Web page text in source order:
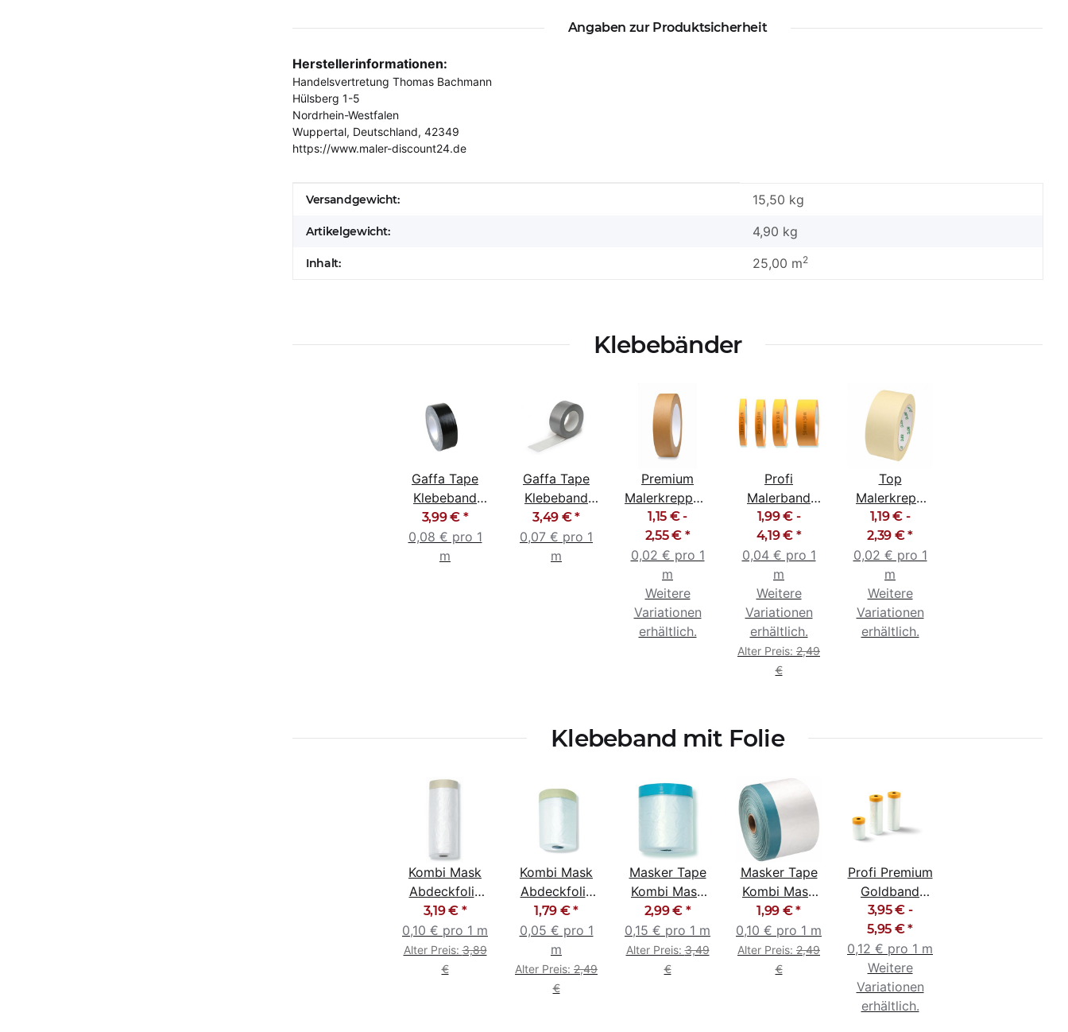
Angaben zur Produktsicherheit
Herstellerinformationen:
Handelsvertretung Thomas Bachmann
Hülsberg 1-5
Nordrhein-Westfalen
Wuppertal, Deutschland, 42349
https://www.maler-discount24.de
Produkteigenschaft
Wert
Versandgewicht: 15,50 kg
Artikelgewicht: 4,90 kg
Inhalt: 25,00 m2
Klebebänder
Gaffa Tape
Klebeband
Gewebeband
schwarz
48mm x 50m
3,99 € *
0,08 € pro 1
m
Gaffa Tape
Klebeband
Gewebeband
silber 48mm x
50m
3,49 €*
0,07 € pro 1
m
Premium
Malerkreppband
Malerband
Abklebeband
braun
1,15 € -
2,55 € *
0,02 € pro 1
m
Weitere
Variationen
erhältlich.
Profi
Malerband
Abklebeband
Goldband
19mm -
50mm
1,99 € -
4,19 € *
0,04 € pro 1
m
Weitere
Variationen
erhältlich.
Alter Preis: 2,49
€
Top
Malerkrepp
Abklebeband
Kreppband
Malerband
50m
1,19 € -
2,39 €*
0,02 € pro 1
m
Weitere
Variationen
erhältlich.
Klebeband mit Folie
Kombi Mask
Abdeckfolie
mit
Abklebeband
140cm x 33m
3,19 € *
0,10 € pro 1 m
Alter Preis:3,89
€
Kombi Mask
Abdeckfolie
mit
Abklebeband
55cm x 33m
1,79 €*
0,05 € pro 1
m
Alter Preis: 2,49
€
Masker Tape
Kombi Mask
UV Gewebe
140cm x 20m
blau
2,99 € *
0,15 € pro 1 m
Alter Preis:3,49
€
Masker Tape
Kombi Mask
UV Gewebe
55cm x 20m
blau
1,99 €*
0,10 € pro 1 m
Alter Preis: 2,49
€
Profi Premium
Goldband
Masker Tape
Fineline
Maskenband
3,95 € -
5,95 €*
0,12 € pro 1 m
Weitere
Variationen
erhältlich.